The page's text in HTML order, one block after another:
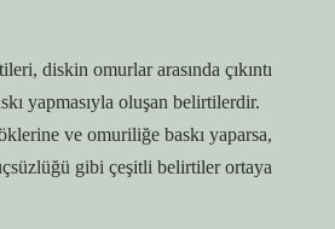
diskin omurlar arasında çıkıntı
yapmasıyla oluşan belirtilerdir.
ve omuriliğe baskı yaparsa,
gibi çeşitli belirtiler ortaya